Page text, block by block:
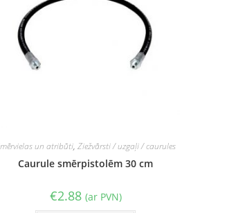
un atribūti, Ziežvārsti / uzgaļi / caurules
Caurule smērpistolēm 30 cm
€2.88 (ar PVN)